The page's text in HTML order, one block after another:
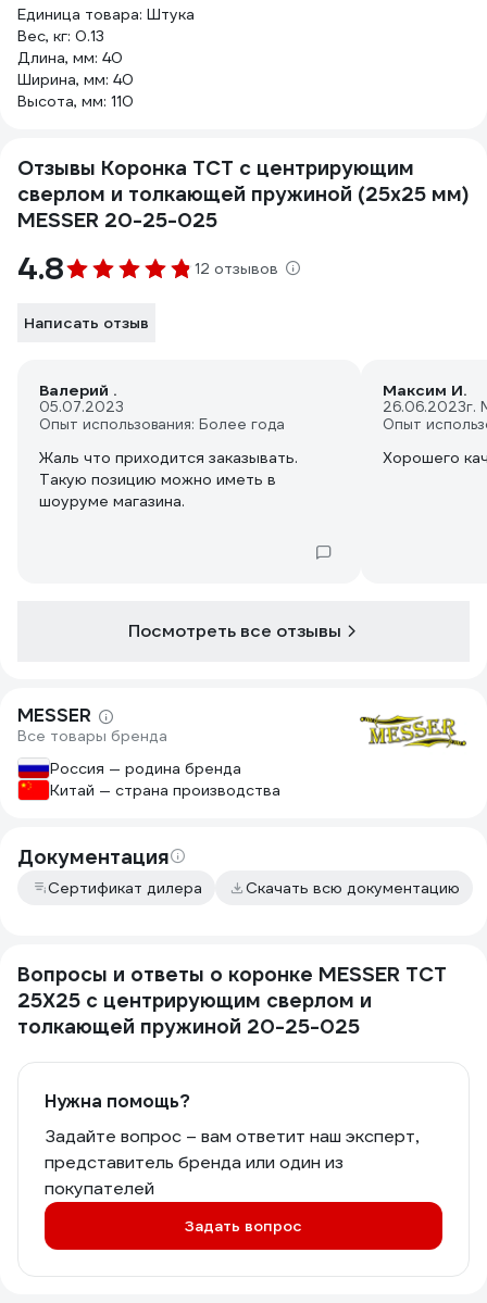
Единица товара: Штука
Вес, кг: 0.13
Длина, мм: 40
Ширина, мм: 40
Высота, мм: 110
Отзывы Коронка ТСТ с центрирующим
сверлом и толкающей пружиной (25х25 мм)
MESSER 20-25-025
4.8 12 отзывов
Написать отзыв
Валерий .
05.07.2023
Опыт использования: Более года
Жаль что приходится заказывать.
Такую позицию можно иметь в
шоуруме магазина.
Максим И.
26.06.2023г.
Опыт
Хорошего
Посмотреть все отзывы
MESSER
Все товары бренда
Россия — родина бренда
Китай — страна производства
Документация
Сертификат дилера Скачать всю документацию
Вопросы и ответы о коронке MESSER ТСТ
25Х25 с центрирующим сверлом и
толкающей пружиной 20-25-025
Нужна помощь?
Задайте вопрос – вам ответит наш эксперт,
представитель бренда или один из
покупателей
Задать вопрос